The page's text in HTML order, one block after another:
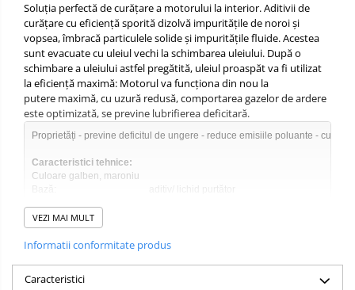
Soluţia perfectă de curăţare a motorului la interior. Aditivii de
curăţare cu eficienţă sporită dizolvă impurităţile de noroi şi
vopsea, îmbracă particulele solide şi impurităţile fluide. Acestea
sunt evacuate cu uleiul vechi la schimbarea uleiului. După o
schimbare a uleiului astfel pregătită, uleiul proaspăt va fi utilizat
la eficienţă maximă: Motorul va funcţiona din nou la
putere maximă, cu uzură redusă, comportarea gazelor de ardere
este optimizată, se previne lubrifierea deficitară.
Proprietăți - previne deficitul de ungere - reduce emisiile poluante -
Ca
Culoare galben, maroniu
Punct de inflamabilitate:          60ºC DIN ISO 2592
Punct de curgere:                   - 45 ºC DIN ISO 3016
Formă lichid
VEZI MAI MULT
Informatii conformitate produs
Caracteristici